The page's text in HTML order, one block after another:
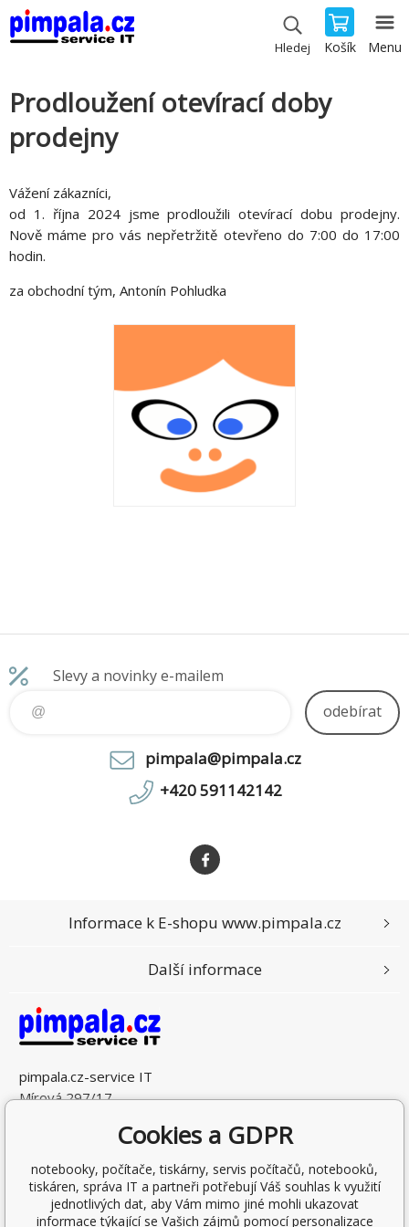
Hledej Košík Menu
Prodloužení otevírací doby
prodejny
Vážení zákazníci,
od 1. října 2024 jsme prodloužili otevírací dobu prodejny.
Nově máme pro vás nepřetržitě otevřeno do 7:00 do 17:00
hodin.
za obchodní tým, Antonín Pohludka
Slevy a novinky e-mailem
odebírat
pimpala@pimpala.cz
+420 591142142
pimpala.cz-service IT
Mírová 297/17
Česká Republika
IČO: 10032096
DIČ: CZ6311151594
Informace k E-shopu www.pimpala.cz
Další informace
Cookies a GDPR
notebooky, počítače, tiskárny, servis počítačů, notebooků,
tiskáren, správa IT a partneři potřebují Váš souhlas k využití
jednotlivých dat, aby Vám mimo jiné mohli ukazovat
informace týkající se Vašich zájmů pomocí personalizace